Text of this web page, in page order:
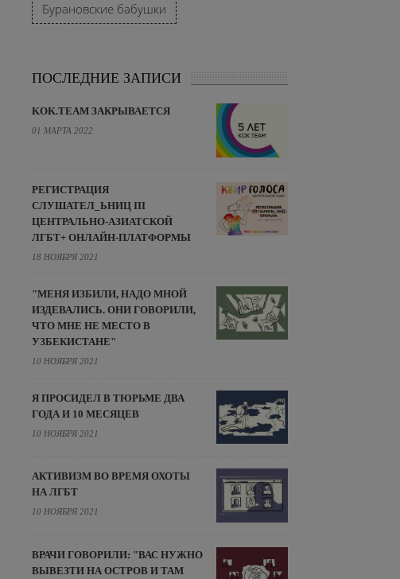
Бурановские бабушки
ПОСЛЕДНИЕ ЗАПИСИ
KOK.TEAM ЗАКРЫВАЕТСЯ
01 МАРТА 2022
РЕГИСТРАЦИЯ
СЛУШАТЕЛ_ЬНИЦ III
ЦЕНТРАЛЬНО-АЗИАТСКОЙ
ЛГБТ+ ОНЛАЙН-ПЛАТФОРМЫ
18 НОЯБРЯ 2021
"МЕНЯ ИЗБИЛИ, НАДО МНОЙ
ИЗДЕВАЛИСЬ. ОНИ ГОВОРИЛИ,
ЧТО МНЕ НЕ МЕСТО В
УЗБЕКИСТАНЕ"
10 НОЯБРЯ 2021
Я ПРОСИДЕЛ В ТЮРЬМЕ ДВА
ГОДА И 10 МЕСЯЦЕВ
10 НОЯБРЯ 2021
АКТИВИЗМ ВО ВРЕМЯ ОХОТЫ
НА ЛГБТ
10 НОЯБРЯ 2021
ВРАЧИ ГОВОРИЛИ: "ВАС НУЖНО
ВЫВЕЗТИ НА ОСТРОВ И ТАМ